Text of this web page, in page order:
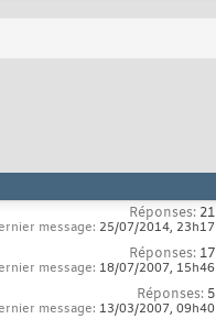
Réponses: 21
message: 25/07/2014, 23h17
Réponses: 17
message: 18/07/2007, 15h46
Réponses: 5
message: 13/03/2007, 09h40